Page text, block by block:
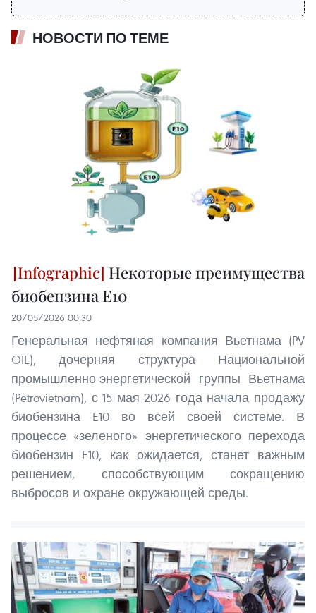
НОВОСТИ ПО ТЕМЕ
Некоторые преимущества
биобензина E10
20/05/2026 00:30
Генеральная нефтяная компания Вьетнама (PV
OIL), дочерняя структура Национальной
промышленно-энергетической группы Вьетнама
(Petrovietnam), с 15 мая 2026 года начала продажу
биобензина E10 во всей своей системе. В
процессе «зеленого» энергетического перехода
биобензин E10, как ожидается, станет важным
решением, способствующим сокращению
выбросов и охране окружающей среды.